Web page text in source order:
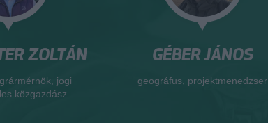
ZOLTÁN
jogi
közgazdász
GÉBER JÁNOS
geográfus, projektmenedzser